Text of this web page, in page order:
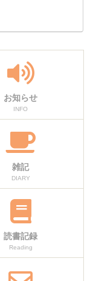
お知らせ
INFO
雑記
DIARY
読書記録
Reading